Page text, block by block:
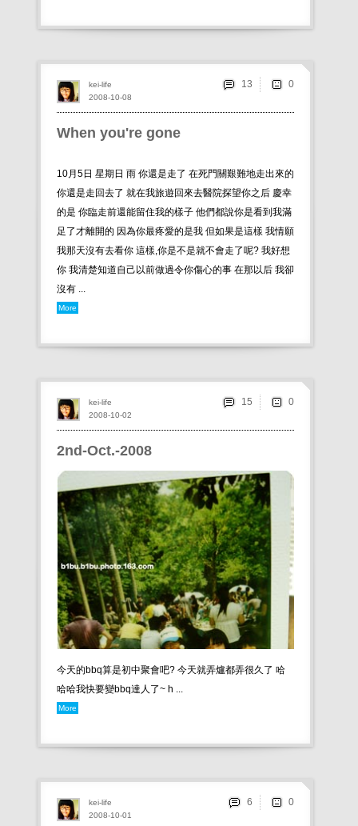
When you're gone
10月5日 星期日 雨 你還是走了 在死門關艱難地走出來的
你還是走回去了 就在我旅遊回來去醫院探望你之后 慶幸
的是 你臨走前還能留住我的樣子 他們都說你是看到我滿
足了才離開的 因為你最疼愛的是我 但如果是這樣 我情願
我那天沒有去看你 這樣,你是不是就不會走了呢? 我好想
你 我清楚知道自己以前做過令你傷心的事 在那以后 我卻
沒有 ...
More
2008-10-08
kei-life 13
2nd-Oct.-2008
今天的bbq算是初中聚會吧? 今天就弄爐都弄很久了 哈
哈哈我快要變bbq達人了~ h ...
More
2008-10-02
kei-life 15
2008-10-01
kei-life 6